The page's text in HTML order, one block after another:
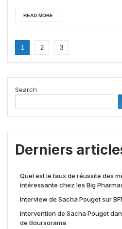
READ MORE
1 2 3
Search
Derniers
Quel est le taux de réussite des
intéressante chez les Big
Interview de Sacha Pouget sur
Intervention de Sacha Pouget
de Boursorama